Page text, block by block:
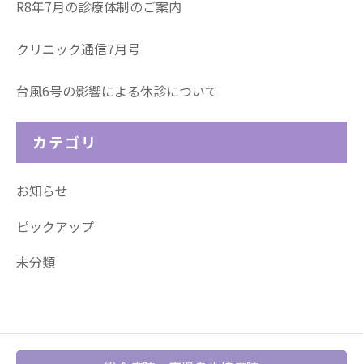
R8年7月の診療体制のご案内
クリニック通信7月号
台風6号の影響による休診について
カテゴリ
お知らせ
ピックアップ
未分類